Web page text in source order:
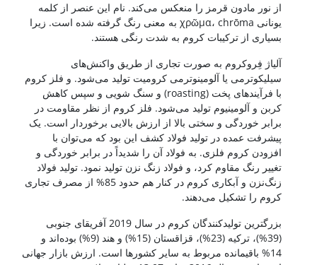
از نور مادون قرمز را منعکس می‌کند. نام این عنصر از کلمه
یونانی χρῶμα، chrōma به معنی رنگ گرفته شده است. زیرا
بسیاری از ترکیبات کروم به شدت رنگی هستند.
آلیاژ فِروکروم به صورت تجاری از طریق واکنش‌های
سیلیکوترمی یا آلومینوترمی کرومیت تولید می‌شود. و فلز کروم
با فرآیندهای پخت (roasting) و سنگ شویی و سپس کاهش
کربن و آلومینیوم تولید می‌شود. فلز کروم از نظر مقاومت در
برابر خوردگی و سختی بالا از ارزش بالایی برخوردار است. یک
پیشرفت عمده در تولید فولاد کشف این بود که می‌توان با
افزودن کروم فلزی. به فولاد آن را شدیداً در برابر خوردگی و
تغییر رنگ مقاوم کرد، و فولاد زنگ نزن تولید نمود. تولید فولاد
زنگ‌نزن و آبکاری کروم در کنار هم حدود 85% از مصرف تجاری
کروم را تشکیل می‌دهند.
بزرگترین تولیدکنندگان کروم در سال 2019 آفریقای جنوبی
(39%)، ترکیه (23%)، قزاقستان (15%) و هند (9%) بوده‌اند و
14% باقیمانده مربوط به سایر کشورها است. ارزش بازار جهانی